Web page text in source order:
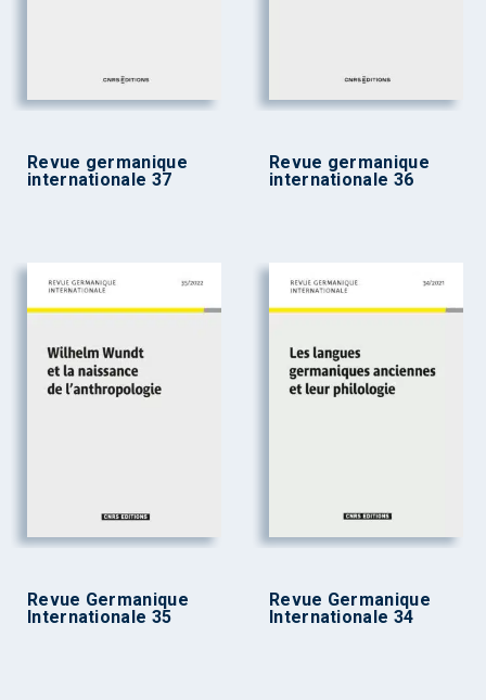
Revue germanique
internationale 37
Revue germanique
internationale 36
Revue Germanique
Internationale 35
Revue Germanique
Internationale 34